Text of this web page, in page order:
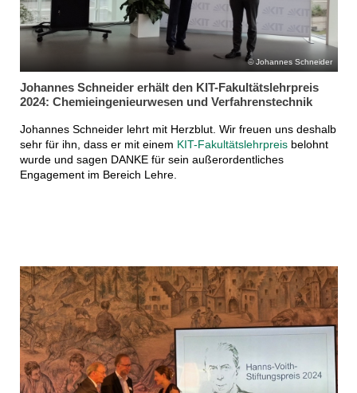
Johannes Schneider
Johannes Schneider erhält den KIT-Fakultätslehrpreis
2024: Chemieingenieurwesen und Verfahrenstechnik
Johannes Schneider lehrt mit Herzblut. Wir freuen uns deshalb
sehr für ihn, dass er mit einem KIT-Fakultätslehrpreisbelohnt
wurde und sagen DANKE für sein außerordentliches
Engagement im Bereich Lehre.